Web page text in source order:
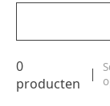
0
producten